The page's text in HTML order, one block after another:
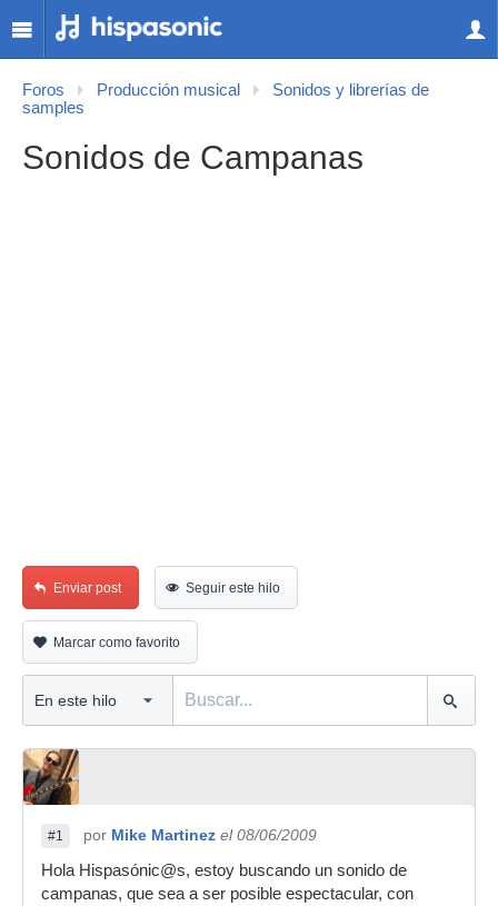
Foros Producción musical
Sonidos y librerías de
samples
Sonidos de Campanas
Enviar post Seguir este hilo
Marcar como favorito
#1 por Mike Martinez el 08/06/2009
Hola Hispasónic@s, estoy buscando un sonido de
campanas, que sea a ser posible espectacular, con